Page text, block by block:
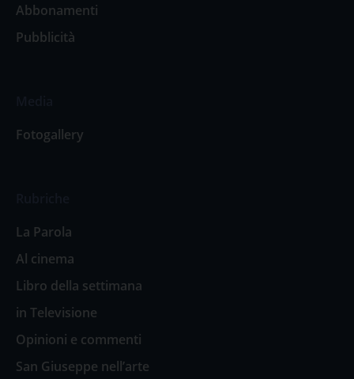
Abbonamenti
Pubblicità
Fotogallery
La Parola
Al cinema
Libro della settimana
in Televisione
Opinioni e commenti
San Giuseppe nell’arte